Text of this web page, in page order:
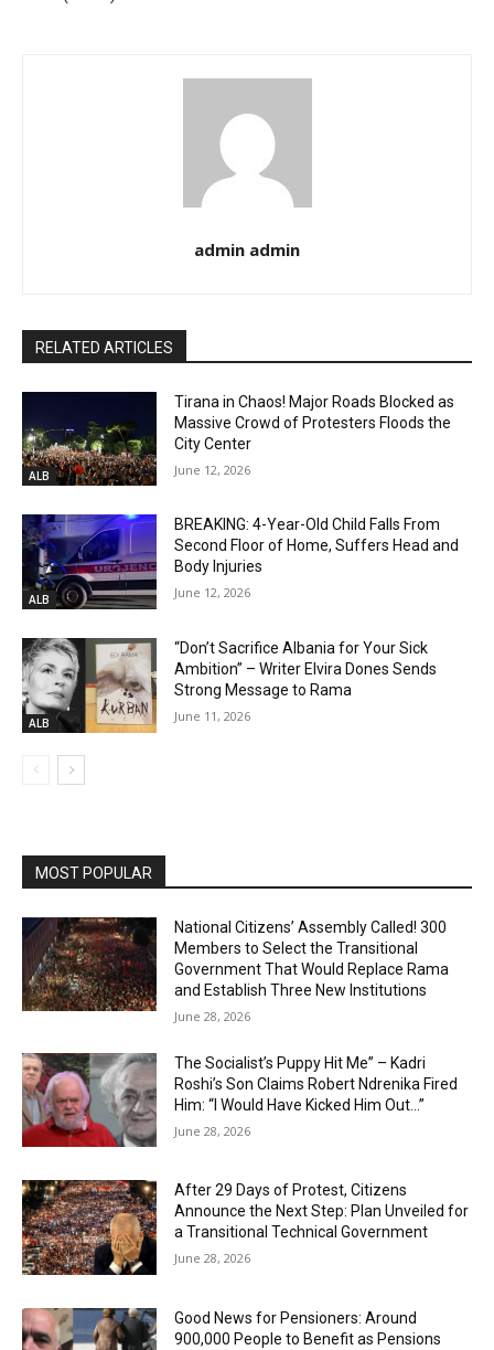
admin admin
RELATED ARTICLES
ALB
Tirana in Chaos! Major Roads Blocked as
Massive Crowd of Protesters Floods the
City Center
June 12, 2026
ALB
BREAKING: 4-Year-Old Child Falls From
Second Floor of Home, Suffers Head and
Body Injuries
June 12, 2026
ALB
“Don’t Sacrifice Albania for Your Sick
Ambition” – Writer Elvira Dones Sends
Strong Message to Rama
June 11, 2026
MOST POPULAR
National Citizens’ Assembly Called! 300
Members to Select the Transitional
Government That Would Replace Rama
and Establish Three New Institutions
June 28, 2026
The Socialist’s Puppy Hit Me” – Kadri
Roshi’s Son Claims Robert Ndrenika Fired
Him: “I Would Have Kicked Him Out…”
June 28, 2026
After 29 Days of Protest, Citizens
Announce the Next Step: Plan Unveiled for
a Transitional Technical Government
June 28, 2026
Good News for Pensioners: Around
900,000 People to Benefit as Pensions